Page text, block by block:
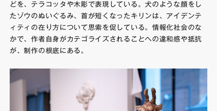
どを、テラコッタや木彫で表現している。犬のような顔をし
たゾウのぬいぐるみ、首が短くなったキリンは、アイデンテ
ィティの在り方について思索を促している。情報化社会のな
かで、作者自身がカテゴライズされることへの違和感や抵抗
が、制作の根底にある。